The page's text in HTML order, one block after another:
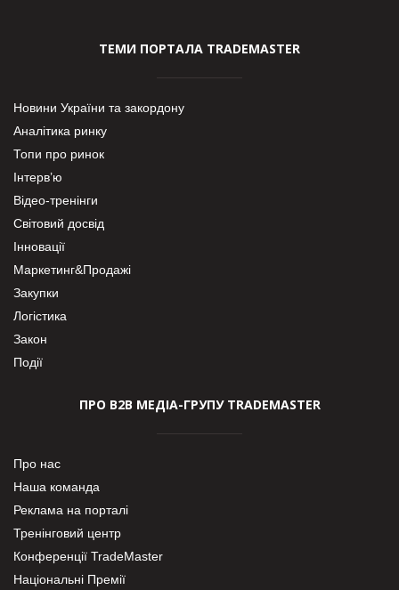
ТЕМИ ПОРТАЛА TRADEMASTER
Новини України та закордону
Аналітика ринку
Топи про ринок
Інтерв’ю
Відео-тренінги
Світовий досвід
Інновації
Маркетинг&Продажі
Закупки
Логістика
Закон
Події
ПРО В2В МЕДІА-ГРУПУ TRADEMASTER
Про нас
Наша команда
Реклама на порталі
Тренінговий центр
Конференції TradeMaster
Національні Премії